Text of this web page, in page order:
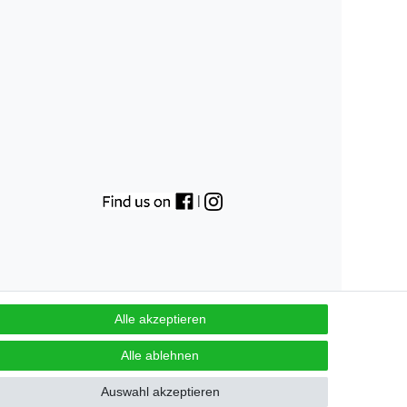
|
Alle akzeptieren
Alle ablehnen
Auswahl akzeptieren